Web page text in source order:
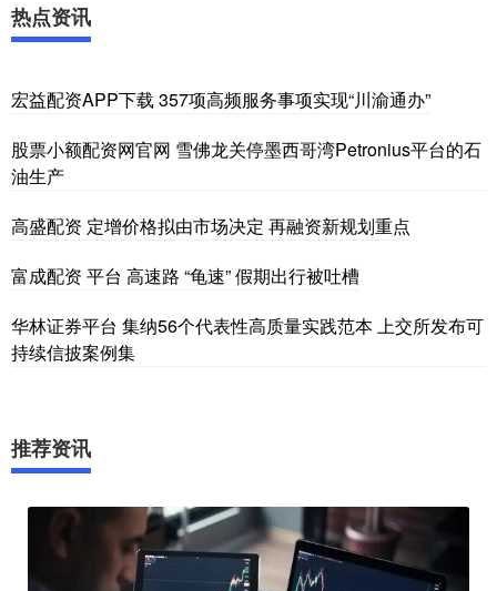
热点资讯
宏益配资APP下载 357项高频服务事项实现“川渝通办”
股票小额配资网官网 雪佛龙关停墨西哥湾Petronius平台的石
油生产
高盛配资 定增价格拟由市场决定 再融资新规划重点
富成配资 平台 高速路 “龟速” 假期出行被吐槽
华林证券平台 集纳56个代表性高质量实践范本 上交所发布可
持续信披案例集
推荐资讯